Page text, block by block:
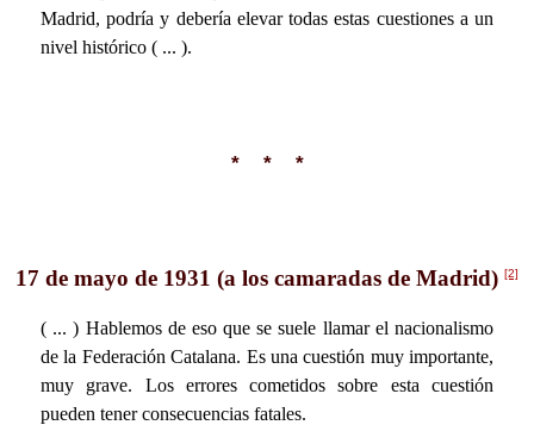
Madrid, podría y debería elevar todas estas cuestiones a un
nivel histórico ( ... ).
* * *
17 de mayo de 1931 (a los camaradas de Madrid) [2]
( ... ) Hablemos de eso que se suele llamar el nacionalismo
de la Federación Catalana. Es una cuestión muy importante,
muy grave. Los errores cometidos sobre esta cuestión
pueden tener consecuencias fatales.